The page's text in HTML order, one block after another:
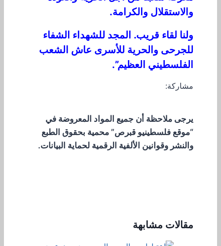
والاستقلال والكرامة.
ولنا لقاء قريب. المجد للشهداء الشفاء
للجرحى والحرية للأسرى عاش الشعب
الفلسطيني العظيم”.
مشاركة:
يرجى ملاحظة أن جميع المواد المعروضة في
“موقع فلسطينيو قبرص” محمية بحقوق الطبع
والنشر وقوانين الألفية الرقمية لحماية البيانات.
مقالات مشابهة